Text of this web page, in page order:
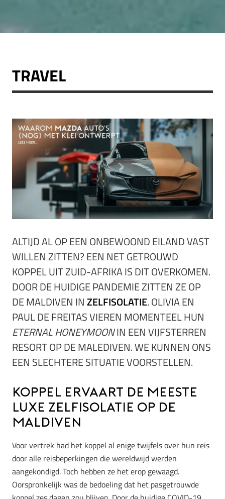
TRAVEL
ALTIJD AL OP EEN ONBEWOOND EILAND VAST
WILLEN ZITTEN? EEN NET GETROUWD
KOPPEL UIT ZUID-AFRIKA IS DIT OVERKOMEN.
DOOR DE HUIDIGE PANDEMIE ZITTEN ZE OP
DE MALDIVEN INZELFISOLATIE. OLIVIA EN
PAUL DE FREITAS VIEREN MOMENTEEL HUN
ETERNAL HONEYMOONIN EEN VIJFSTERREN
RESORT OP DE MALEDIVEN. WE KUNNEN ONS
EEN SLECHTERE SITUATIE VOORSTELLEN.
Koppel ervaart de meeste
luxe zelfisolatie op de
Maldiven
Voor vertrek had het koppel al enige twijfels over hun reis
door alle reisbeperkingen die wereldwijd werden
aangekondigd. Toch hebben ze het erop gewaagd.
Oorspronkelijk was de bedoeling dat het pasgetrouwde